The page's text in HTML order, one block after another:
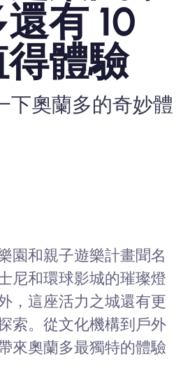
eSIM
有 10
體驗
下奧蘭多的奇妙體
園和親子遊樂計畫聞名
尼和環球影城的璀璨燈
，這座活力之城還有更
索。從文化機構到戶外
來奧蘭多最獨特的體驗